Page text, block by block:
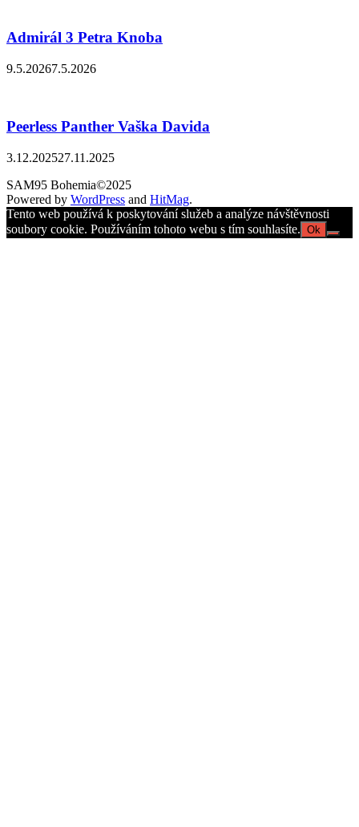
Admirál 3 Petra Knoba
9.5.20267.5.2026
Peerless Panther Vaška Davida
3.12.202527.11.2025
SAM95 Bohemia©2025
Powered by WordPress and HitMag.
Tento web používá k poskytování služeb a analýze návštěvnosti
soubory cookie. Používáním tohoto webu s tím souhlasíte. Ok